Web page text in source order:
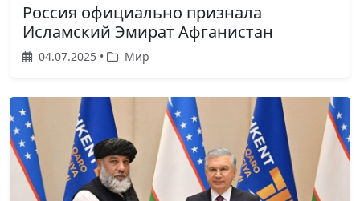
Россия официально признала
Исламский Эмират Афганистан
04.07.2025 • Мир